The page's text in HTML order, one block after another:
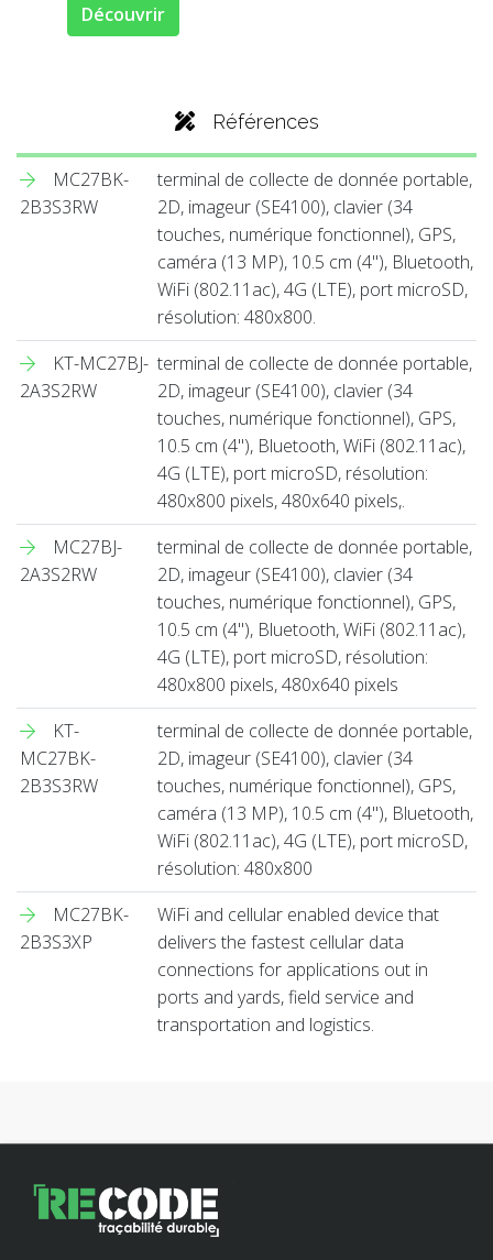
Découvrir
Références
MC27BK-
2B3S3RW
terminal de collecte de donnée portable,
2D, imageur (SE4100), clavier (34
touches, numérique fonctionnel), GPS,
caméra (13 MP), 10.5 cm (4''), Bluetooth,
WiFi (802.11ac), 4G (LTE), port microSD,
résolution: 480x800.
KT-MC27BJ-
2A3S2RW
terminal de collecte de donnée portable,
2D, imageur (SE4100), clavier (34
touches, numérique fonctionnel), GPS,
10.5 cm (4''), Bluetooth, WiFi (802.11ac),
4G (LTE), port microSD, résolution:
480x800 pixels, 480x640 pixels,.
MC27BJ-
2A3S2RW
terminal de collecte de donnée portable,
2D, imageur (SE4100), clavier (34
touches, numérique fonctionnel), GPS,
10.5 cm (4''), Bluetooth, WiFi (802.11ac),
4G (LTE), port microSD, résolution:
480x800 pixels, 480x640 pixels
KT-
MC27BK-
2B3S3RW
terminal de collecte de donnée portable,
2D, imageur (SE4100), clavier (34
touches, numérique fonctionnel), GPS,
caméra (13 MP), 10.5 cm (4''), Bluetooth,
WiFi (802.11ac), 4G (LTE), port microSD,
résolution: 480x800
MC27BK-
2B3S3XP
WiFi and cellular enabled device that
delivers the fastest cellular data
connections for applications out in
ports and yards, field service and
transportation and logistics.